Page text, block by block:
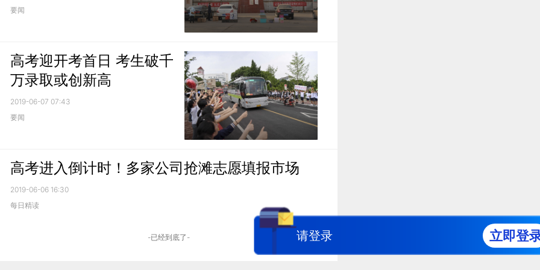
要闻
高考迎开考首日 考生破千
万录取或创新高
2019-06-07 07:43
要闻
高考进入倒计时！多家公司抢滩志愿填报市场
2019-06-06 16:30
每日精读
-已经到底了- 请登录 立即登